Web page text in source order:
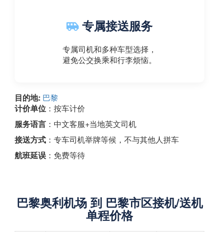
专属接送服务
专属司机和多种车型选择，
避免公交换乘和行李烦恼。
目的地: 巴黎
计价单位 ：按车计价
服务语言 ：中文客服+当地英文司机
接送方式 ：专车司机举牌等候，不与其他人拼车
航班延误 ：免费等待
巴黎奥利机场 到 巴黎市区接机/送机
单程价格